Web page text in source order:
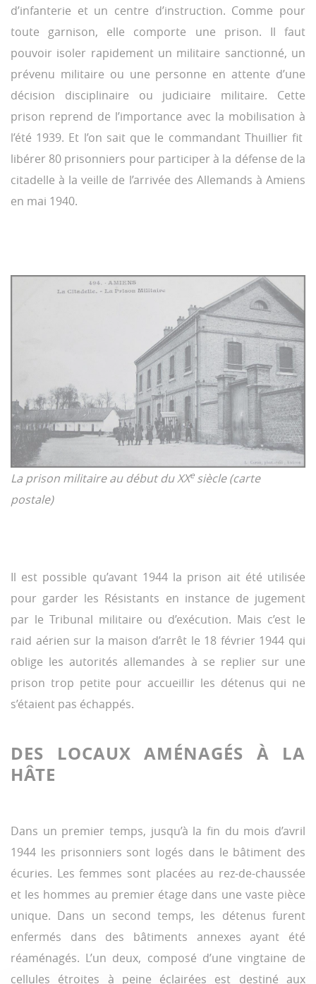
d’infanterie et un centre d’instruction. Comme pour
toute garnison, elle comporte une prison. Il faut
pouvoir isoler rapidement un militaire sanctionné, un
prévenu militaire ou une personne en attente d’une
décision disciplinaire ou judiciaire militaire. Cette
prison reprend de l’importance avec la mobilisation à
l’été 1939. Et l’on sait que le commandant Thuillier fit
libérer 80 prisonniers pour participer à la défense de la
citadelle à la veille de l’arrivée des Allemands à Amiens
en mai 1940.
La prison militaire au début du XXe siècle (carte
postale)
Il est possible qu’avant 1944 la prison ait été utilisée
pour garder les Résistants en instance de jugement
par le Tribunal militaire ou d’exécution. Mais c’est le
raid aérien sur la maison d’arrêt le 18 février 1944 qui
oblige les autorités allemandes à se replier sur une
prison trop petite pour accueillir les détenus qui ne
s’étaient pas échappés.
DES LOCAUX AMÉNAGÉS À LA
HÂTE
Dans un premier temps, jusqu’à la fin du mois d’avril
1944 les prisonniers sont logés dans le bâtiment des
écuries. Les femmes sont placées au rez-de-chaussée
et les hommes au premier étage dans une vaste pièce
unique. Dans un second temps, les détenus furent
enfermés dans des bâtiments annexes ayant été
réaménagés. L’un deux, composé d’une vingtaine de
cellules étroites à peine éclairées est destiné aux